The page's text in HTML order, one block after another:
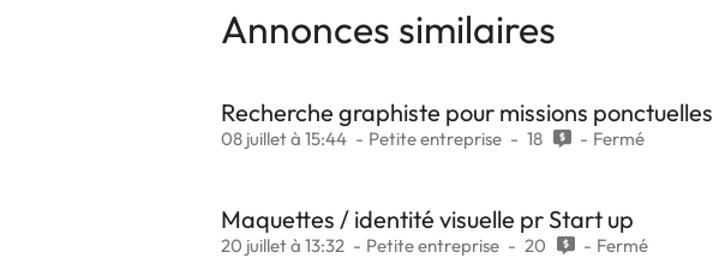
Annonces similaires
Recherche graphiste pour missions ponctuelles
08 juillet à 15:44 Petite entreprise 18 Fermé
Maquettes / identité visuelle pr Start up
20 juillet à 13:32 Petite entreprise 20 Fermé